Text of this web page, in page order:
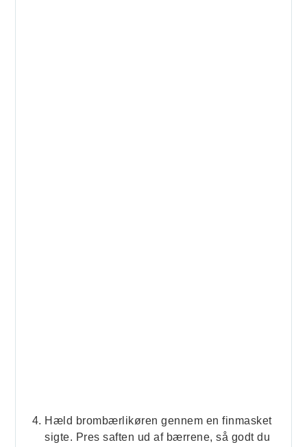
Hæld brombærlikøren gennem en finmasket
sigte. Pres saften ud af bærrene, så godt du